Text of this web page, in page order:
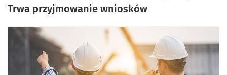
Trwa przyjmowanie wniosków